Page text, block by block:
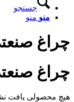
جستجو
منو منو
چراغ
چراغ
هیچ محصولی یافت